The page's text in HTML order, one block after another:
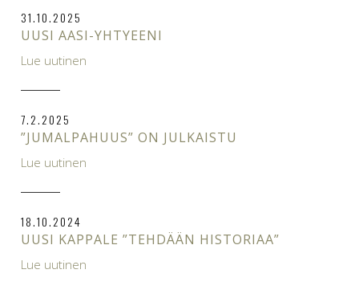
31.10.2025
UUSI AASI-YHTYEENI
Lue uutinen
7.2.2025
”JUMALPAHUUS” ON JULKAISTU
Lue uutinen
18.10.2024
UUSI KAPPALE ”TEHDÄÄN HISTORIAA”
Lue uutinen